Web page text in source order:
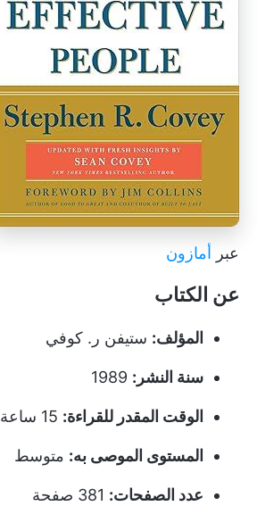
عبر أمازون
عن الكتاب
المؤلف: ستيفن ر. كوفي
سنة النشر:
الوقت المقدر للقراءة:
المستوى الموصى به: متوسط
عدد الصفحات: